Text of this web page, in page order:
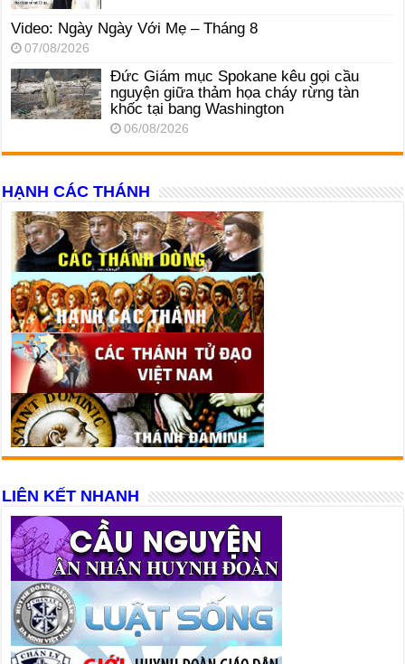
Video: Ngày Ngày Với Mẹ – Tháng 8
07/08/2026
Đức Giám mục Spokane kêu gọi cầu
nguyện giữa thảm họa cháy rừng tàn
khốc tại bang Washington
06/08/2026
HẠNH CÁC THÁNH
LIÊN KẾT NHANH